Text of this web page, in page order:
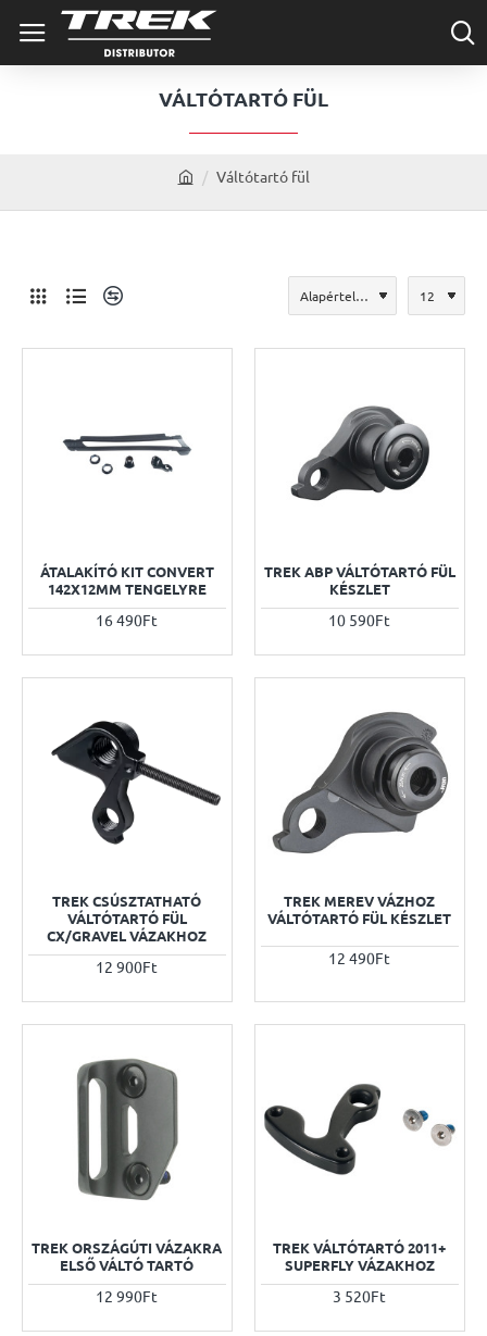
VÁLTÓTARTÓ FÜL
o
Váltótartó fül
ÁTALAKÍTÓ KIT CONVERT
142X12MM TENGELYRE
16 490Ft
TREK ABP VÁLTÓTARTÓ FÜL
KÉSZLET
10 590Ft
TREK CSÚSZTATHATÓ
VÁLTÓTARTÓ FÜL
CX/GRAVEL VÁZAKHOZ
12 900Ft
TREK MEREV VÁZHOZ
VÁLTÓTARTÓ FÜL KÉSZLET
12 490Ft
TREK ORSZÁGÚTI VÁZAKRA
ELSŐ VÁLTÓ TARTÓ
12 990Ft
TREK VÁLTÓTARTÓ 2011+
SUPERFLY VÁZAKHOZ
3 520Ft